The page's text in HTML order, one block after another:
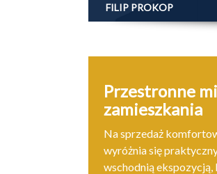
FILIP PROKOP
Przestronne
zamieszkania
Na sprzedaż
wyróżnia się
wschodnią ekspozycją,